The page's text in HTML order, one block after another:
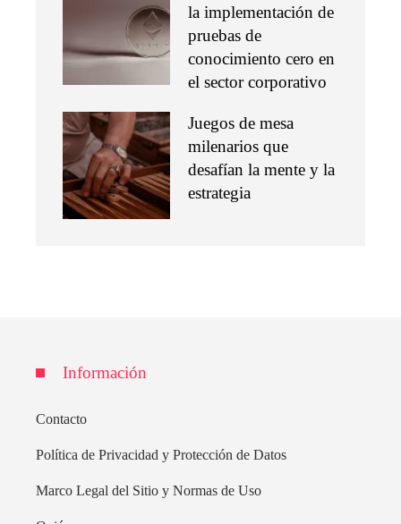
la implementación de
pruebas de
conocimiento cero en
el sector corporativo
Juegos de mesa
milenarios que
desafían la mente y la
estrategia
Información
Contacto
Política de Privacidad y Protección de Datos
Marco Legal del Sitio y Normas de Uso